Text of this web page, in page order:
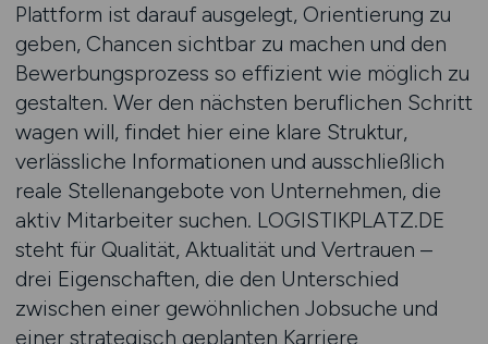
Plattform ist darauf ausgelegt, Orientierung zu
geben, Chancen sichtbar zu machen und den
Bewerbungsprozess so effizient wie möglich zu
gestalten. Wer den nächsten beruflichen Schritt
wagen will, findet hier eine klare Struktur,
verlässliche Informationen und ausschließlich
reale Stellenangebote von Unternehmen, die
aktiv Mitarbeiter suchen. LOGISTIKPLATZ.DE
steht für Qualität, Aktualität und Vertrauen –
drei Eigenschaften, die den Unterschied
zwischen einer gewöhnlichen Jobsuche und
einer strategisch geplanten Karriere